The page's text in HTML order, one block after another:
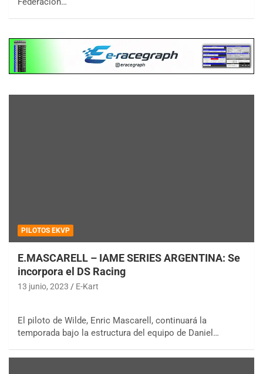
PILOTOS EKVP
E.MASCARELL – IAME SERIES ARGENTINA: Se
incorpora el DS Racing
13 junio, 2023 E-Kart
El piloto de Wilde, Enric Mascarell, continuará la
temporada bajo la estructura del equipo de Daniel…